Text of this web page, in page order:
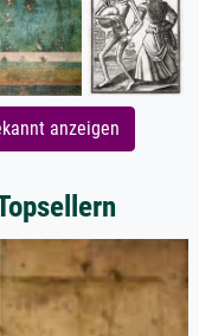
anzeigen